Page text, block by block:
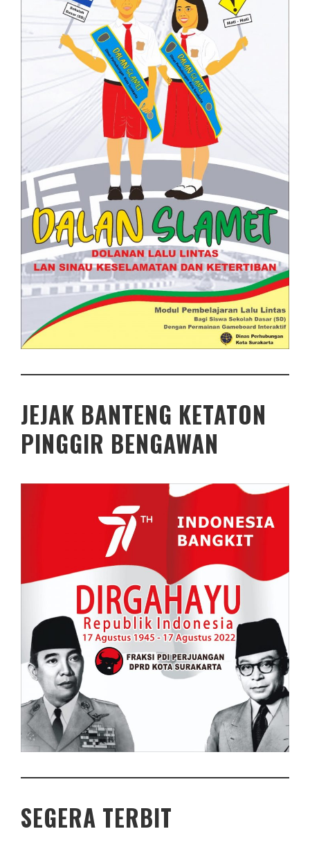
JEJAK BANTENG KETATON
PINGGIR BENGAWAN
SEGERA TERBIT